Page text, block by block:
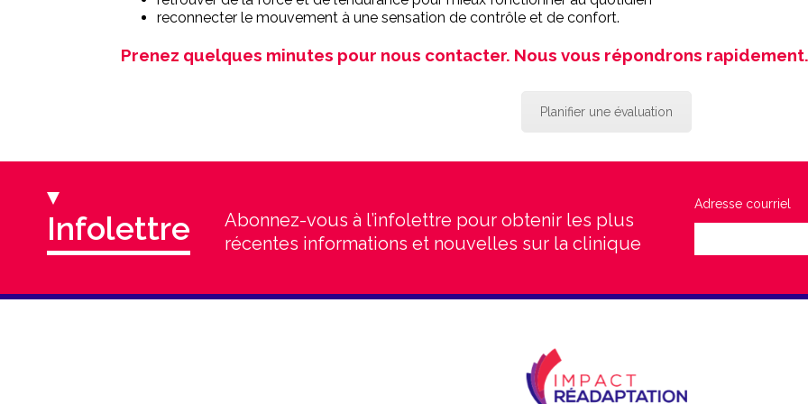
reconnecter le mouvement à une sensation de contrôle et de confort.
Prenez quelques minutes pour nous contacter. Nous vous répondrons
Planifier une évaluation
Infolettre
Abonnez-vous à l’infolettre pour obtenir les plus
récentes informations et nouvelles sur la clinique
Adresse courriel